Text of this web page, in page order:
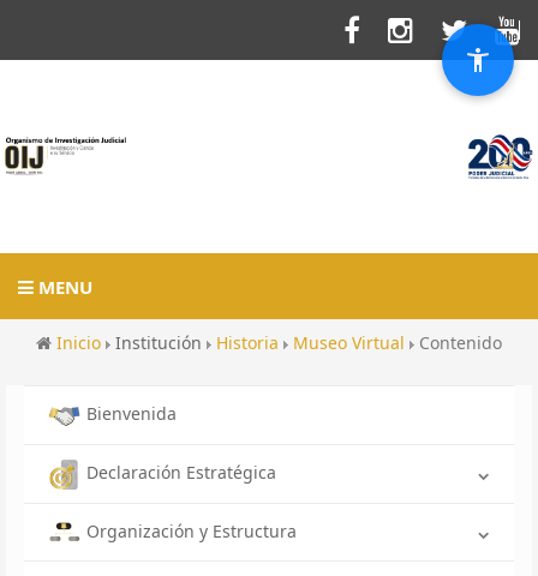
MENU
Inicio Institución Historia Museo Virtual Contenido
Bienvenida
Declaración Estratégica
Organización y Estructura